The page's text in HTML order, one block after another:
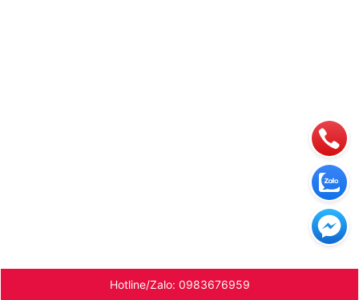
Hotline/Zalo: 0983676959